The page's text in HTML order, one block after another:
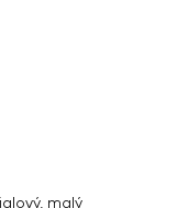
malý